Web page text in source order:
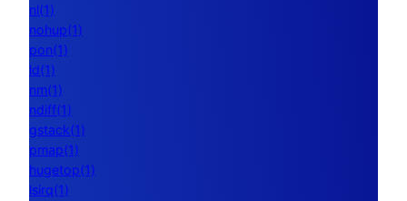
nl(1)
nohup(1)
pon(1)
ld(1)
nm(1)
ndiff(1)
gstack(1)
pmap(1)
hugetop(1)
lsirq(1)